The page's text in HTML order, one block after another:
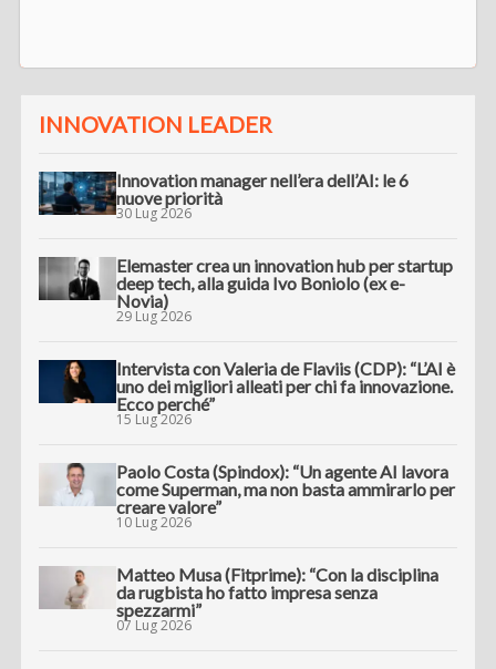
INNOVATION LEADER
Innovation manager nell’era dell’AI: le 6
nuove priorità
30 Lug 2026
Elemaster crea un innovation hub per startup
deep tech, alla guida Ivo Boniolo (ex e-
Novia)
29 Lug 2026
Intervista con Valeria de Flaviis (CDP): “L’AI è
uno dei migliori alleati per chi fa innovazione.
Ecco perché”
15 Lug 2026
Paolo Costa (Spindox): “Un agente AI lavora
come Superman, ma non basta ammirarlo per
creare valore”
10 Lug 2026
Matteo Musa (Fitprime): “Con la disciplina
da rugbista ho fatto impresa senza
spezzarmi”
07 Lug 2026